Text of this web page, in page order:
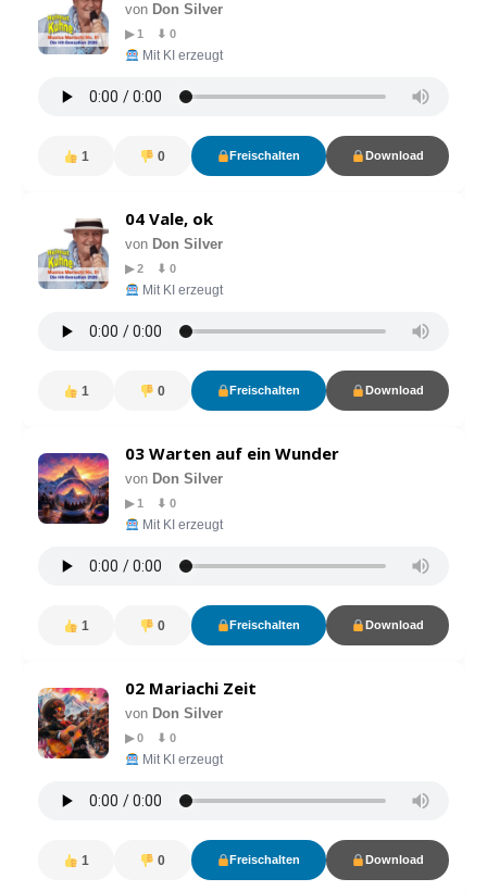
von Don Silver
▶ 1 ⬇ 0
Mit KI erzeugt
1 0 Freischalten Download
04 Vale, ok
von Don Silver
▶ 2 ⬇ 0
Mit KI erzeugt
1 0 Freischalten Download
03 Warten auf ein Wunder
von Don Silver
▶ 1 ⬇ 0
Mit KI erzeugt
1 0 Freischalten Download
02 Mariachi Zeit
von Don Silver
▶ 0 ⬇ 0
Mit KI erzeugt
1 0 Freischalten Download